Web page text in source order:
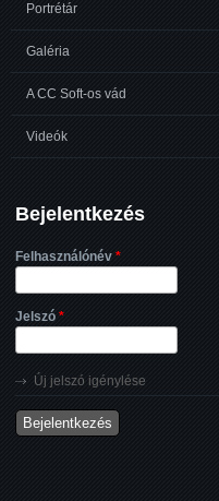
Portrétár
Galéria
A CC Soft-os vád
Videók
Bejelentkezés
Felhasználónév *
Jelszó *
Új jelszó igénylése